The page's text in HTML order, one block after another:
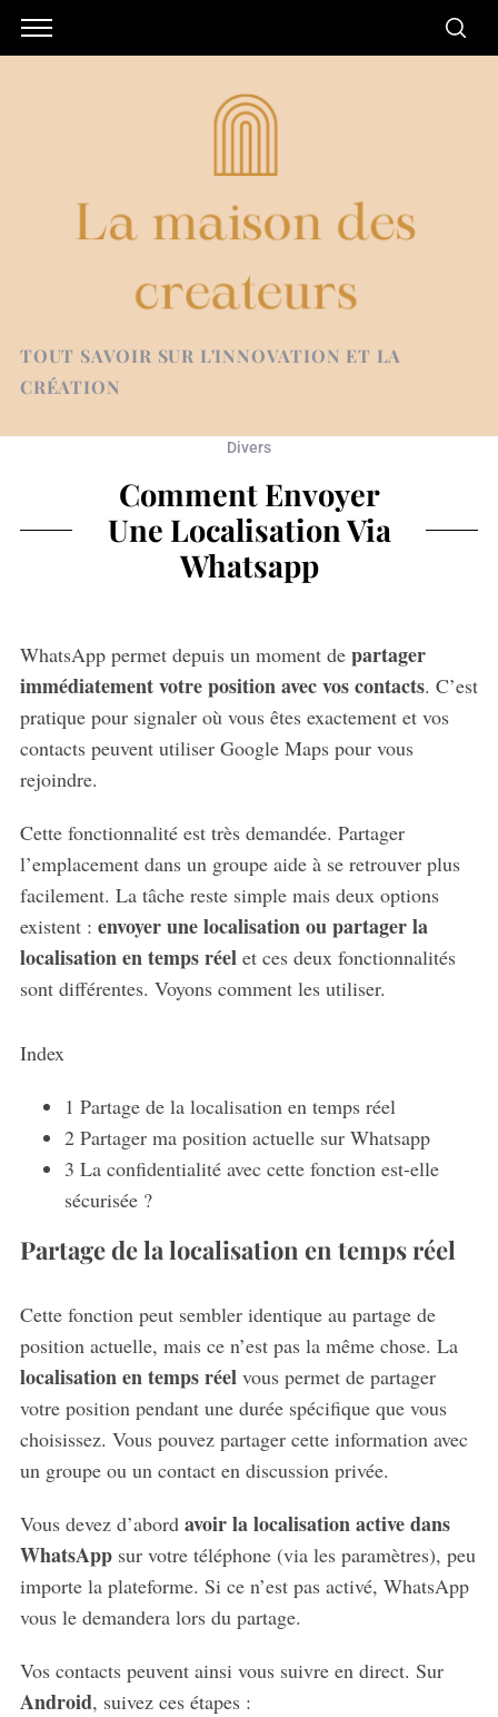
TOUT SAVOIR SUR L'INNOVATION ET LA
CRÉATION
Divers
Comment Envoyer
Une Localisation Via
Whatsapp
WhatsApp permet depuis un moment de partager
immédiatement votre position avec vos contacts. C’est
pratique pour signaler où vous êtes exactement et vos
contacts peuvent utiliser Google Maps pour vous
rejoindre.
Cette fonctionnalité est très demandée. Partager
l’emplacement dans un groupe aide à se retrouver plus
facilement. La tâche reste simple mais deux options
existent : envoyer une localisation ou partager la
localisation en temps réelet ces deux fonctionnalités
sont différentes. Voyons comment les utiliser.
Index
1 Partage de la localisation en temps réel
2Partager ma position actuelle sur Whatsapp
3 La confidentialité avec cette fonction est-elle
sécurisée ?
Partage de la localisation en temps réel
Cette fonction peut sembler identique au partage de
position actuelle, mais ce n’est pas la même chose. La
localisation en temps réelvous permet de partager
votre position pendant une durée spécifique que vous
choisissez. Vous pouvez partager cette information avec
un groupe ou un contact en discussion privée.
Vous devez d’abord avoir la localisation active dans
WhatsAppsur votre téléphone (via les paramètres), peu
importe la plateforme. Si ce n’est pas activé, WhatsApp
vous le demandera lors du partage.
Vos contacts peuvent ainsi vous suivre en direct. Sur
Android, suivez ces étapes :